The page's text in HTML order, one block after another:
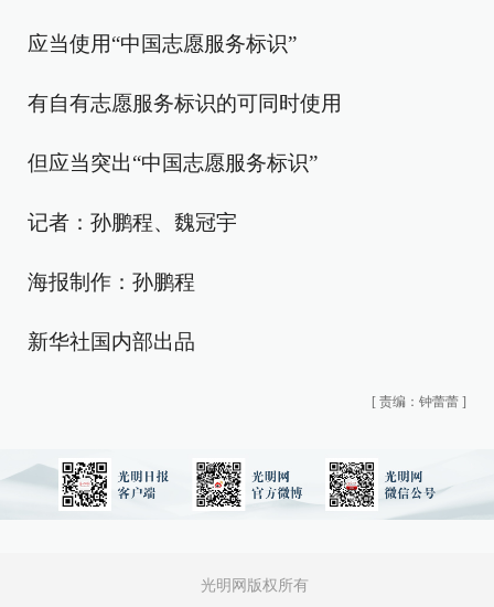
应当使用“中国志愿服务标识”
有自有志愿服务标识的可同时使用
但应当突出“中国志愿服务标识”
记者：孙鹏程、魏冠宇
海报制作：孙鹏程
新华社国内部出品
[ 责编：钟蕾蕾 ]
光明网版权所有